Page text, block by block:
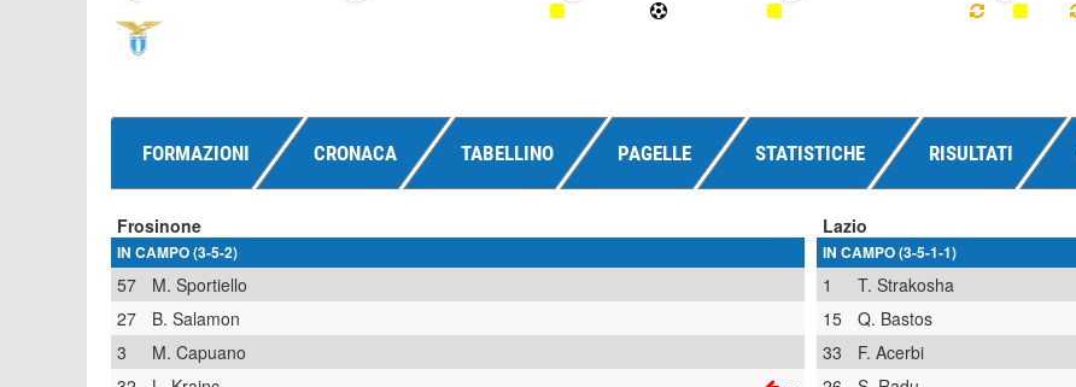
FORMAZIONI CRONACA TABELLINO PAGELLE STATISTICHE RISULTATI
Frosinone
IN CAMPO (3-5-2)
57
M. Sportiello
27
B. Salamon
3
M. Capuano
Lazio
IN CAMPO (3-5-1-1)
1 T. Strakosha
15
Q. Bastos
33
F. Acerbi